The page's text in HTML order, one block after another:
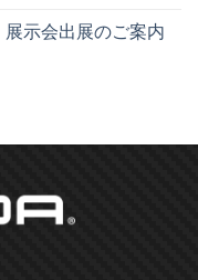
示会出展のご案内